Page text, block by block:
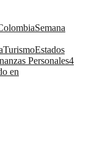
Semana
TurismoEstados
Personales4
en